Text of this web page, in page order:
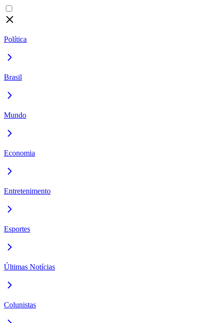
Política
Brasil
Mundo
Economia
Entretenimento
Esportes
Últimas Notícias
Colunistas